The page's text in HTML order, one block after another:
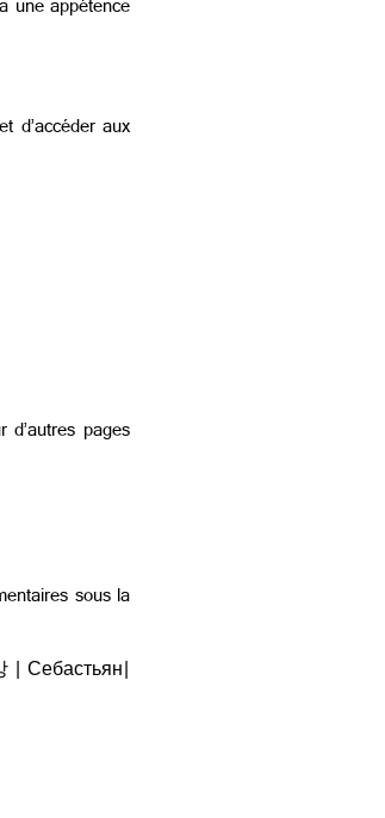
une appétence
d’accéder aux
pages
sous la
| Себастьян|